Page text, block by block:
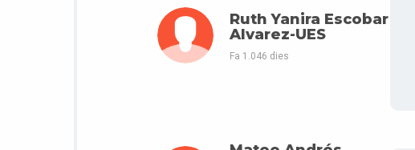
Ruth Yanira Escobar
Alvarez-UES
Fa 1.046 dies